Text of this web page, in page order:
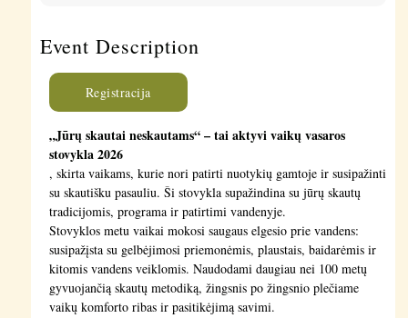
Event Description
Registracija
„Jūrų skautai neskautams“ – tai aktyvi vaikų vasaros
stovykla 2026
, skirta vaikams, kurie nori patirti nuotykių gamtoje ir susipažinti
su skautišku pasauliu. Ši stovykla supažindina su jūrų skautų
tradicijomis, programa ir patirtimi vandenyje.
Stovyklos metu vaikai mokosi saugaus elgesio prie vandens:
susipažįsta su gelbėjimosi priemonėmis, plaustais, baidarėmis ir
kitomis vandens veiklomis. Naudodami daugiau nei 100 metų
gyvuojančią skautų metodiką, žingsnis po žingsnio plečiame
vaikų komforto ribas ir pasitikėjimą savimi.